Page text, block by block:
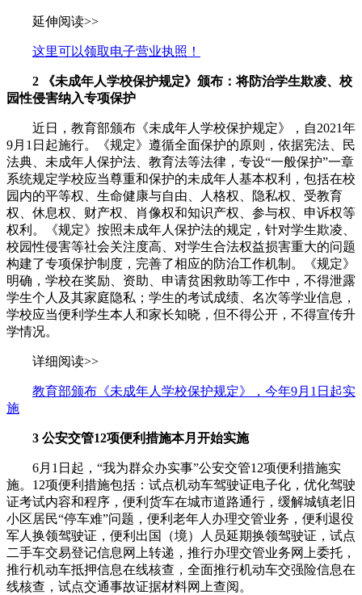
延伸阅读>>
这里可以领取电子营业执照！
2
《未成年人学校保护规定》颁布：将防治学生欺凌、校
园性侵害纳入专项保护
近日，教育部颁布《未成年人学校保护规定》，自2021年
9月1日起施行。《规定》遵循全面保护的原则，依据宪法、民
法典、未成年人保护法、教育法等法律，专设“一般保护”一章
系统规定学校应当尊重和保护的未成年人基本权利，包括在校
园内的平等权、生命健康与自由、人格权、隐私权、受教育
权、休息权、财产权、肖像权和知识产权、参与权、申诉权等
权利。《规定》按照未成年人保护法的规定，针对学生欺凌、
校园性侵害等社会关注度高、对学生合法权益损害重大的问题
构建了专项保护制度，完善了相应的防治工作机制。《规定》
明确，学校在奖励、资助、申请贫困救助等工作中，不得泄露
学生个人及其家庭隐私；学生的考试成绩、名次等学业信息，
学校应当便利学生本人和家长知晓，但不得公开，不得宣传升
学情况。
详细阅读>>
教育部颁布《未成年人学校保护规定》，今年9月1日起实
施
3 公安交管12项便利措施本月开始实施
6月1日起，“我为群众办实事”公安交管12项便利措施实
施。12项便利措施包括：试点机动车驾驶证电子化，优化驾驶
证考试内容和程序，便利货车在城市道路通行，缓解城镇老旧
小区居民“停车难”问题，便利老年人办理交管业务，便利退役
军人换领驾驶证，便利出国（境）人员延期换领驾驶证，试点
二手车交易登记信息网上转递，推行办理交管业务网上委托，
推行机动车抵押信息在线核查，全面推行机动车交强险信息在
线核查，试点交通事故证据材料网上查阅。